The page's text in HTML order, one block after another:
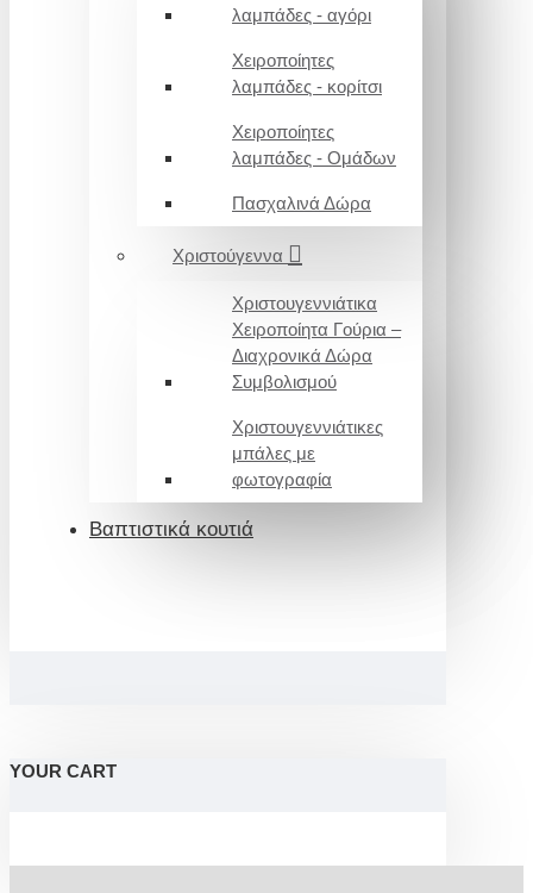
λαμπάδες - αγόρι
Χειροποίητες
λαμπάδες - κορίτσι
Χειροποίητες
λαμπάδες - Ομάδων
Πασχαλινά Δώρα
Χριστούγεννα
Χριστουγεννιάτικα
Χειροποίητα Γούρια –
Διαχρονικά Δώρα
Συμβολισμού
Χριστουγεννιάτικες
μπάλες με
φωτογραφία
Βαπτιστικά κουτιά
YOUR CART